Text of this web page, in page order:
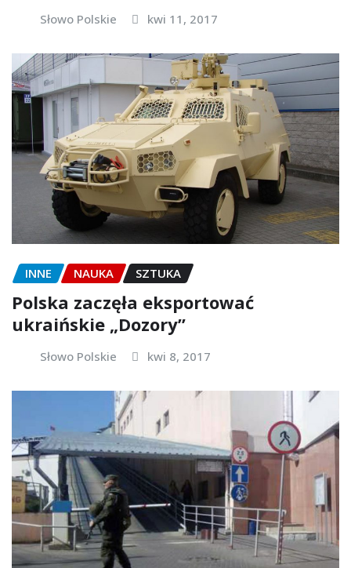
Słowo Polskie kwi 11, 2017
INNE NAUKA SZTUKA
Polska zaczęła eksportować
ukraińskie „Dozory”
Słowo Polskie kwi 8, 2017